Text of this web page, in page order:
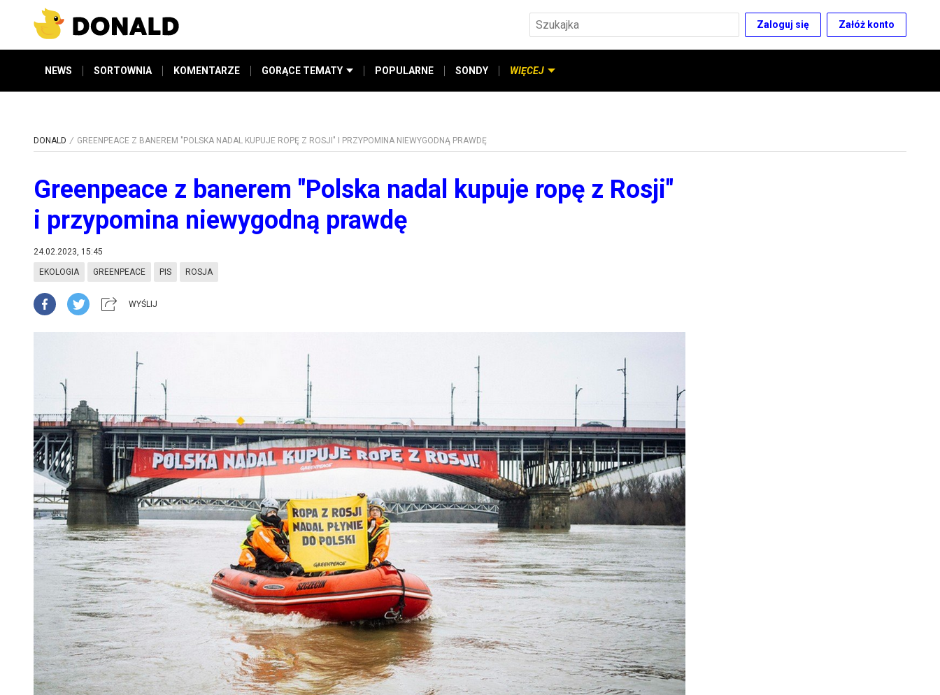
Zaloguj się Załóż konto
NEWS SORTOWNIA KOMENTARZE GORĄCE TEMATY POPULARNE SONDY WIĘCEJ
DONALD GREENPEACE Z BANEREM "POLSKA NADAL KUPUJE ROPĘ Z ROSJI" I PRZYPOMINA NIEWYGODNĄ PRAWDĘ
Greenpeace z banerem "Polska nadal kupuje ropę z Rosji"
i przypomina niewygodną prawdę
24.02.2023, 15:45
EKOLOGIA GREENPEACE PIS ROSJA
WYŚLIJ